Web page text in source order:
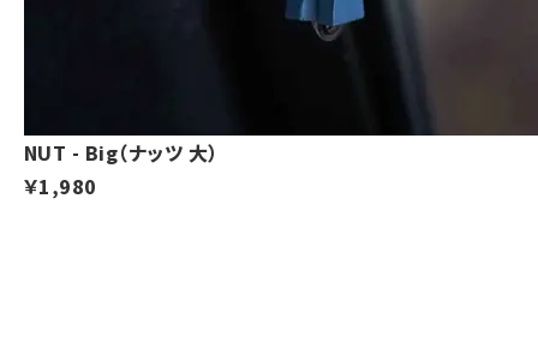
NUT - Big（ナッツ 大）
￥1,980